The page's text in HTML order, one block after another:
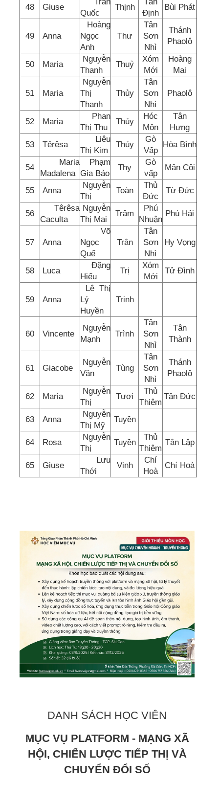
48 Giuse
Quốc
Thịnh
Định
Bùi Phát
49 Anna
Hoàng
Ngọc
Anh
Thư
Tân
Sơn
Nhì
Thánh
Phaolô
50 Maria
Nguyễn
Thanh
Thuỷ
Xóm
Mới
Hoàng
Mai
51 Maria
Nguyễn
Thị
Thanh
Thủy
Tân
Sơn
Nhì
Phaolô
52 Maria
Phan
Thị Thu
Thủy
Hóc
Môn
Tân
Hưng
53
Têrêsa
Liêu
Thị Kim
Thủy
Gò
Vấp
Hòa Bình
54
Maria
Madalena
Phạm
Gia Bảo
Thy
Gò
vấp
Mân Côi
55 Anna
Nguyễn
Thị
Toàn
Thủ
Đức
Từ Đức
56
Têrêsa
Caculta
Nguyễn
Thị Mai
Trâm
Phú
Nhuận
Phú Hải
57 Anna
Võ
Ngọc
Quế
Trân
Tân
Sơn
Nhì
Hy Vọng
58 Luca
Đặng
Hiếu
Trị
Xóm
Mới
Tử Đình
59 Anna
Lê Thị
Lý
Huyền
Trinh
60 Vincente
Nguyễn
Mạnh
Trình
Tân
Sơn
Nhì
Tân
Thành
61 Giacobe
Nguyễn
Văn
Tùng
Tân
Sơn
Nhì
Thánh
Phaolô
62 Maria
Nguyễn
Thị
Tươi
Thủ
Thiêm
Tân Đức
63 Anna
Nguyễn
Thị Mỹ
Tuyền
64 Rosa
Nguyễn
Thị
Tuyền
Thủ
Thiêm
Tân Lập
65 Giuse
Lưu
Thới
Vinh
Chí
Hoà
Chí Hoà
DANH SÁCH HỌC VIÊN
MỤC VỤ PLATFORM - MẠNG XÃ
HỘI, CHIẾN LƯỢC TIẾP THỊ VÀ
CHUYỂN ĐỔI SỐ